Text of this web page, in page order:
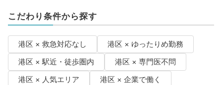
こだわり条件から探す
港区 × 救急対応なし
港区 × ゆったりめ勤務
港区 × 駅近・徒歩圏内
港区 × 専門医不問
港区 × 人気エリア
港区 × 企業で働く